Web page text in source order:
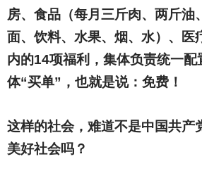
房、食品（每月三斤肉、两斤油
面、饮料、水果、烟、水）、医
内的14项福利，集体负责统一配
体“买单”，也就是说：免费！
这样的社会，难道不是中国共产
美好社会吗？